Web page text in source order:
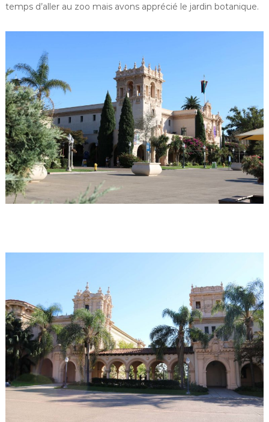
temps d’aller au zoo mais avons apprécié le jardin botanique.